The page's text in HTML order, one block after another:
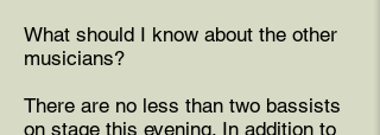
What should I know about the other
musicians?
There are no less than two bassists
on stage this evening. In addition to